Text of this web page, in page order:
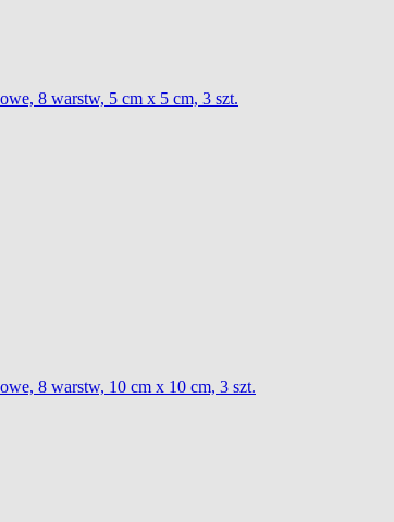
8 warstw, 5 cm x 5 cm, 3 szt.
8 warstw, 10 cm x 10 cm, 3 szt.